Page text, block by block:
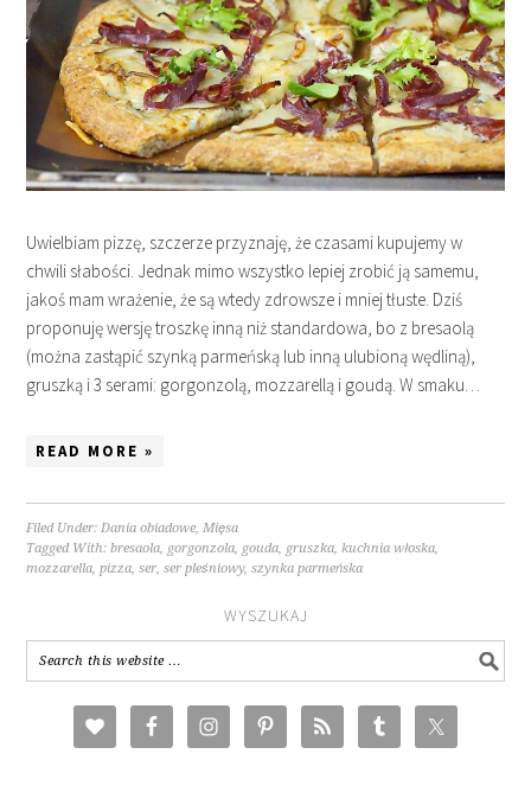
Uwielbiam pizzę, szczerze przyznaję, że czasami kupujemy w
chwili słabości. Jednak mimo wszystko lepiej zrobić ją samemu,
jakoś mam wrażenie, że są wtedy zdrowsze i mniej tłuste. Dziś
proponuję wersję troszkę inną niż standardowa, bo z bresaolą
(można zastąpić szynką parmeńską lub inną ulubioną wędliną),
gruszką i 3 serami: gorgonzolą, mozzarellą i goudą. W smaku…
READ MORE »
Filed Under:Dania obiadowe,Mięsa
Tagged With:bresaola, gorgonzola, gouda, gruszka,kuchnia włoska,
mozzarella,pizza,ser,ser pleśniowy,szynka parmeńska
WYSZUKAJ